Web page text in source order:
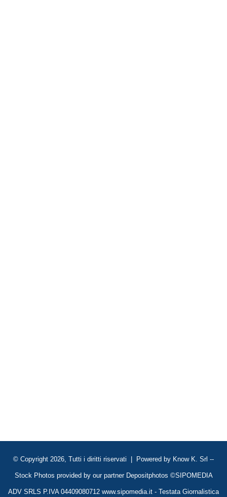
© Copyright 2026, Tutti i diritti riservati | Powered by Know K. Srl --
Stock Photos provided by our partner Depositphotos ©SIPOMEDIA
ADV SRLS P.IVA 04409080712 www.sipomedia.it - Testata Giornalistica